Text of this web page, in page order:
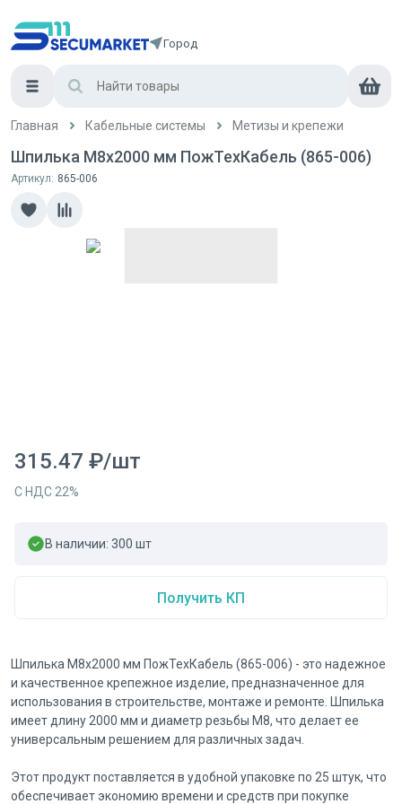
Город
Главная Кабельные системы Метизы и крепежи
Шпилька М8х2000 мм ПожТехКабель (865-006)
Артикул: 865-006
315.47 ₽/шт
С НДС 22%
В наличии: 300 шт
Получить КП
Шпилька М8х2000 мм ПожТехКабель (865-006) - это надежное
и качественное крепежное изделие, предназначенное для
использования в строительстве, монтаже и ремонте. Шпилька
имеет длину 2000 мм и диаметр резьбы М8, что делает ее
универсальным решением для различных задач.
Этот продукт поставляется в удобной упаковке по 25 штук, что
обеспечивает экономию времени и средств при покупке